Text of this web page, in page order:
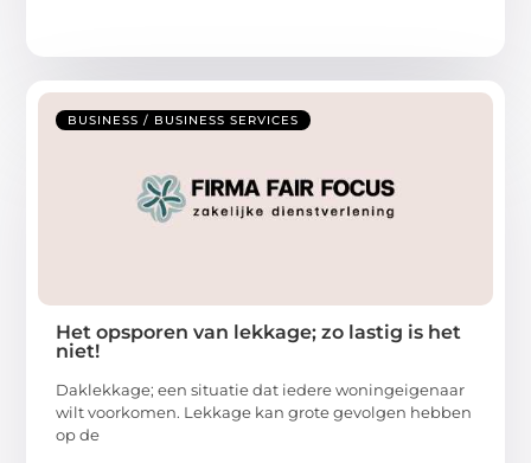
BUSINESS / BUSINESS SERVICES
Het opsporen van lekkage; zo lastig is het
niet!
Daklekkage; een situatie dat iedere woningeigenaar
wilt voorkomen. Lekkage kan grote gevolgen hebben
op de